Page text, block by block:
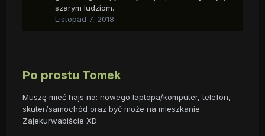
szarym ludziom.
Listopad 7, 2018
Po prostu Tomek
Muszę mieć hajs na: nowego laptopa/komputer, telefon,
skuter/samochód oraz być może na mieszkanie.
Zajekurwabiście XD